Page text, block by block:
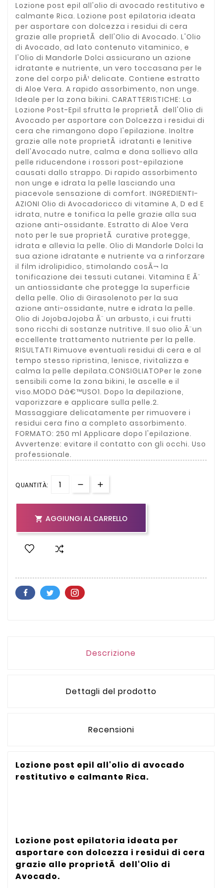
Lozione post epil all'olio di avocado restitutivo e
calmante Rica. Lozione post epilatoria ideata
per asportare con dolcezza i residui di cera
grazie alle proprietÃ dell'Olio di Avocado. L'Olio
di Avocado, ad lato contenuto vitaminico, e
l'Olio di Mandorle Dolci assicurano un azione
idratante e nutriente, un vero toccasana per le
zone del corpo piÃ¹ delicate. Contiene estratto
di Aloe Vera. A rapido assorbimento, non unge.
Ideale per la zona bikini. CARATTERISTICHE: La
Lozione Post-Epil sfrutta le proprietÃ dell'Olio di
Avocado per asportare con Dolcezza i residui di
cera che rimangono dopo l'epilazione. Inoltre
grazie alle note proprietÃ idratanti e lenitive
dell'Avocado nutre, calma e dona sollievo alla
pelle riducendone i rossori post-epilazione
causati dallo strappo. Di rapido assorbimento
non unge e idrata la pelle lasciando una
piacevole sensazione di comfort. INGREDIENTI-
AZIONI Olio di Avocadoricco di vitamine A, D ed E
idrata, nutre e tonifica la pelle grazie alla sua
azione anti-ossidante. Estratto di Aloe Vera
noto per le sue proprietÃ curative protegge,
idrata e allevia la pelle. Olio di Mandorle Dolci la
sua azione idratante e nutriente va a rinforzare
il film idrolipidico, stimolando cosÃ¬ la
tonificazione dei tessuti cutanei. Vitamina E Ã¨
un antiossidante che protegge la superficie
della pelle. Olio di Girasolenoto per la sua
azione anti-ossidante, nutre e idrata la pelle.
Olio di JojobaJojoba Ã¨ un arbusto, i cui frutti
sono ricchi di sostanze nutritive. Il suo olio Ã¨un
eccellente trattamento nutriente per la pelle.
RISULTATI Rimuove eventuali residui di cera e al
tempo stesso ripristina, lenisce, rivitalizza e
calma la pelle depilata.CONSIGLIATOPer le zone
sensibili come la zona bikini, le ascelle e il
viso.MODO Dâ€™USO1. Dopo la depilazione,
vaporizzare e applicare sulla pelle.2.
Massaggiare delicatamente per rimuovere i
residui cera fino a completo assorbimento.
FORMATO: 250 ml Applicare dopo l'epilazione.
Avvertenze: evitare il contatto con gli occhi. Uso
professionale.
QUANTITÀ:
 AGGIUNGI AL CARRELLO
Descrizione
Dettagli del prodotto
Recensioni
Lozione post epil all'olio di avocado
restitutivo e calmante Rica.
Lozione post epilatoria ideata per
asportare con dolcezza i residui di cera
grazie alle proprietÃ dell'Olio di
Avocado.